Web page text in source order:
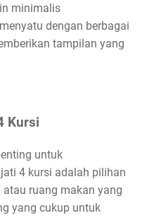
minimalis
dengan berbagai
tampilan yang
Kursi
untuk
4 kursi adalah pilihan
ruang makan yang
yang cukup untuk